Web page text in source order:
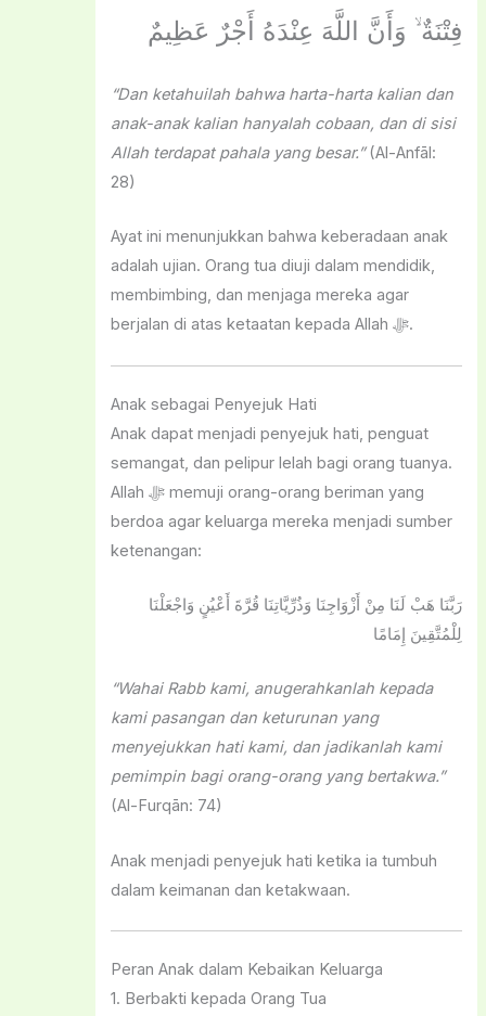
فِتْنَةٌ ۙ وَأَنَّ اللَّهَ عِنْدَهُ أَجْرٌ عَظِيمٌ
“Dan ketahuilah bahwa harta-harta kalian dan
anak-anak kalian hanyalah cobaan, dan di sisi
Allah terdapat pahala yang besar.”(Al-Anfāl:
28)
Ayat ini menunjukkan bahwa keberadaan anak
adalah ujian. Orang tua diuji dalam mendidik,
membimbing, dan menjaga mereka agar
berjalan di atas ketaatan kepada Allah ﷻ.
Anak sebagai Penyejuk Hati
Anak dapat menjadi penyejuk hati, penguat
semangat, dan pelipur lelah bagi orang tuanya.
Allah ﷻ memuji orang-orang beriman yang
berdoa agar keluarga mereka menjadi sumber
ketenangan:
رَبَّنَا هَبْ لَنَا مِنْ أَزْوَاجِنَا وَذُرِّيَّاتِنَا قُرَّةَ أَعْيُنٍ وَاجْعَلْنَا
لِلْمُتَّقِينَ إِمَامًا
“Wahai Rabb kami, anugerahkanlah kepada
kami pasangan dan keturunan yang
menyejukkan hati kami, dan jadikanlah kami
pemimpin bagi orang-orang yang bertakwa.”
(Al-Furqān: 74)
Anak menjadi penyejuk hati ketika ia tumbuh
dalam keimanan dan ketakwaan.
Peran Anak dalam Kebaikan Keluarga
1. Berbakti kepada Orang Tua